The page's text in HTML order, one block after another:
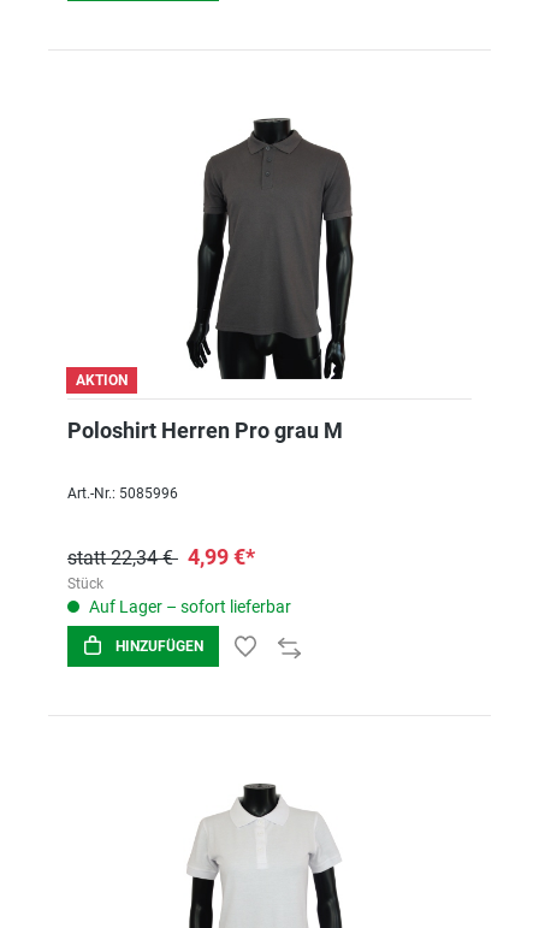
AKTION
Poloshirt Herren Pro grau M
Art.-Nr.: 5085996
statt 22,34 € 4,99 €*
Stück
Auf Lager – sofort lieferbar
HINZUFÜGEN